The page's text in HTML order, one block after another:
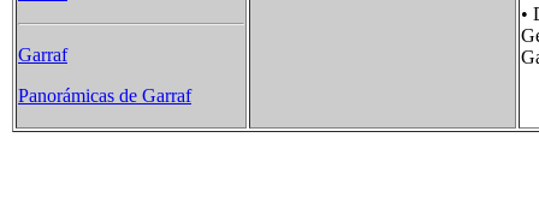
Garraf
Panorámicas de Garraf
•